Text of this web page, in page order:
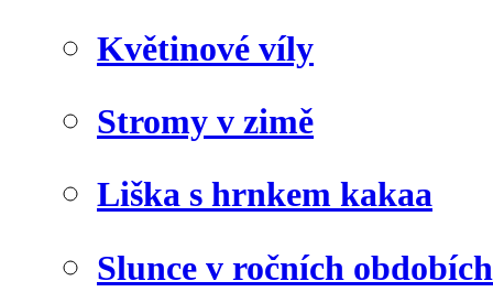
Květinové víly
Stromy v zimě
Liška s hrnkem kakaa
Slunce v ročních obdobích